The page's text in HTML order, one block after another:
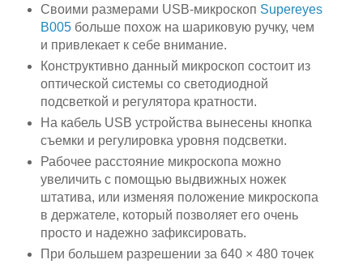
Своими размерами USB-микроскоп Supereyes
B005больше похож на шариковую ручку, чем
и привлекает к себе внимание.
Конструктивно данный микроскоп состоит из
оптической системы со светодиодной
подсветкой и регулятора кратности.
На кабель USB устройства вынесены кнопка
съемки и регулировка уровня подсветки.
Рабочее расстояние микроскопа можно
увеличить с помощью выдвижных ножек
штатива, или изменяя положение микроскопа
в держателе, который позволяет его очень
просто и надежно зафиксировать.
При большем разрешении за 640 × 480 точек